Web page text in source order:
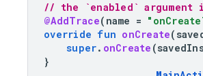
// the `enabled`
@AddTrace( name =
override fun onCreate(
super. onCreate (
}